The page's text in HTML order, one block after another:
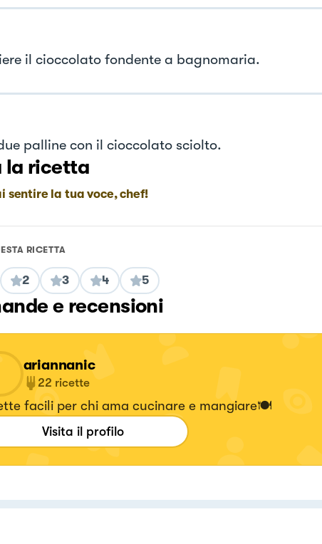
il cioccolato fondente a bagnomaria.
palline con il cioccolato sciolto.
la ricetta
sentire la tua voce, chef!
RICETTA
2 3 4 5
e recensioni
ariannanic
22 ricette
facili per chi ama cucinare e mangiare🍽️
Visita il profilo